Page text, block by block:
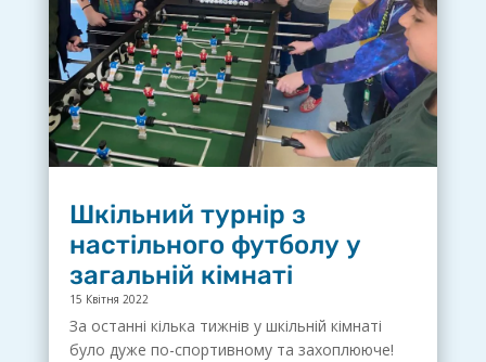
Шкільний турнір з
настільного футболу у
загальній кімнаті
15 Квітня 2022
За останні кілька тижнів у шкільній кімнаті
було дуже по-спортивному та захоплююче!